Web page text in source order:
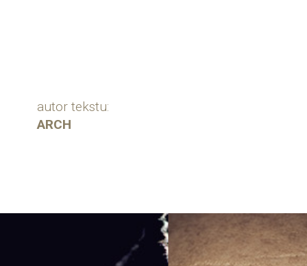
autor tekstu:
ARCH